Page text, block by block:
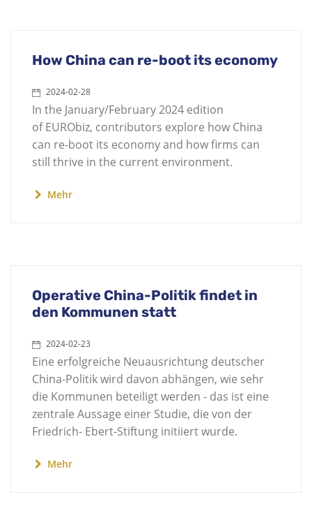
How China can re-boot its economy
2024-02-28
In the January/February 2024 edition
of EURObiz, contributors explore how China
can re-boot its economy and how firms can
still thrive in the current environment.
Mehr
Operative China-Politik findet in
den Kommunen statt
2024-02-23
Eine erfolgreiche Neuausrichtung deutscher
China-Politik wird davon abhängen, wie sehr
die Kommunen beteiligt werden - das ist eine
zentrale Aussage einer Studie, die von der
Friedrich- Ebert-Stiftung initiiert wurde.
Mehr